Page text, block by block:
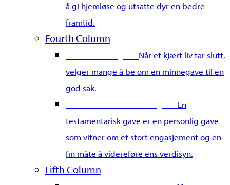
å gi hjemløse og utsatte dyr en bedre
framtid.
Fourth Column
Når et kjært liv tar slutt,
velger mange å be om en minnegave til en
god sak.
En
testamentarisk gave er en personlig gave
som vitner om et stort engasjement og en
fin måte å videreføre ens verdisyn.
Fifth Column